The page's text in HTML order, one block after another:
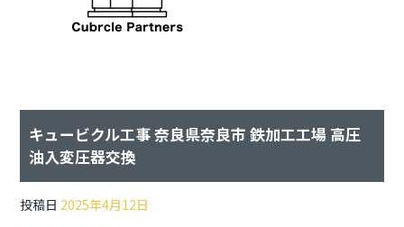
キュービクル工事 奈良県奈良市 鉄加工工場 高圧
油入変圧器交換
投稿日 2025年4月12日